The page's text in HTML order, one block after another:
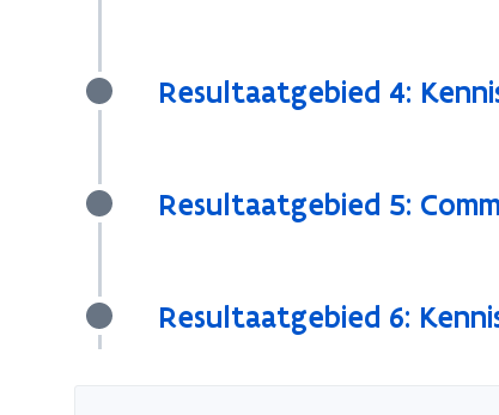
Resultaatgebied 4:
Resultaatgebied 5:
Resultaatgebied 6: